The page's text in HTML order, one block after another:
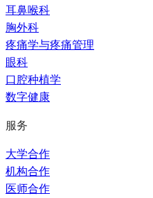
耳鼻喉科
胸外科
疼痛学与疼痛管理
眼科
口腔种植学
数字健康
服务
大学合作
机构合作
医师合作